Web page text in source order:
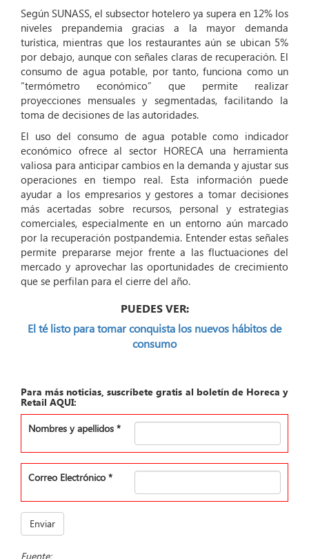
Según SUNASS, el subsector hotelero ya supera en 12% los
niveles prepandemia gracias a la mayor demanda
turística, mientras que los restaurantes aún se ubican 5%
por debajo, aunque con señales claras de recuperación. El
consumo de agua potable, por tanto, funciona como un
“termómetro económico” que permite realizar
proyecciones mensuales y segmentadas, facilitando la
toma de decisiones de las autoridades.
El uso del consumo de agua potable como indicador
económico ofrece al sector HORECA una herramienta
valiosa para anticipar cambios en la demanda y ajustar sus
operaciones en tiempo real. Esta información puede
ayudar a los empresarios y gestores a tomar decisiones
más acertadas sobre recursos, personal y estrategias
comerciales, especialmente en un entorno aún marcado
por la recuperación postpandemia. Entender estas señales
permite prepararse mejor frente a las fluctuaciones del
mercado y aprovechar las oportunidades de crecimiento
que se perfilan para el cierre del año.
PUEDES VER:
El té listo para tomar conquista los nuevos hábitos de
consumo
Para más noticias, suscríbete gratis al boletín de Horeca y
Retail AQUI:
Nombres y apellidos *
Correo Electrónico *
Enviar
Fuente: